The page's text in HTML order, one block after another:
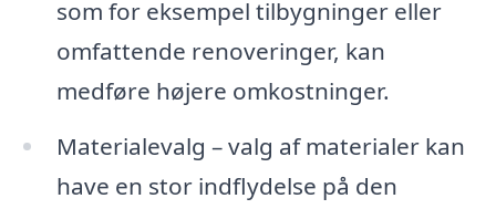
som for eksempel tilbygninger eller
omfattende renoveringer, kan
medføre højere omkostninger.
Materialevalg – valg af materialer kan
have en stor indflydelse på den